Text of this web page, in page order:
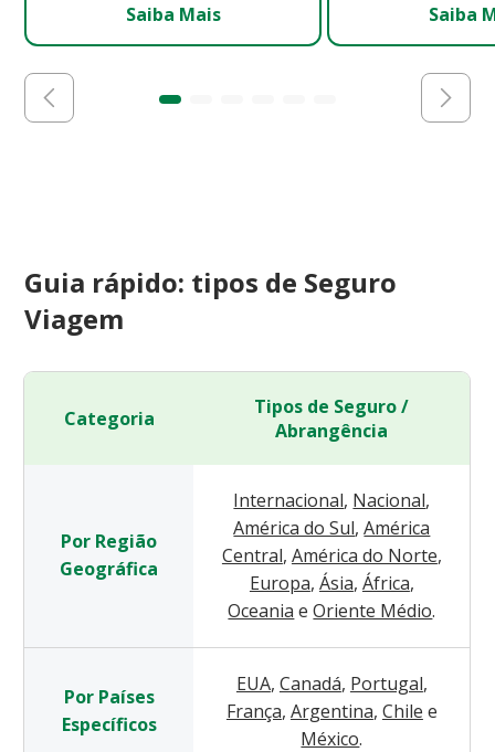
Saiba Mais Saiba
Guia rápido: tipos de Seguro
Viagem
Categoria
Tipos de Seguro /
Abrangência
Por Região
Geográfica
Internacional, Nacional,
América do Sul, América
Central, América do Norte,
Europa, Ásia, África,
Oceania e Oriente Médio.
Por Países
Específicos
EUA, Canadá, Portugal,
França, Argentina, Chile e
México.